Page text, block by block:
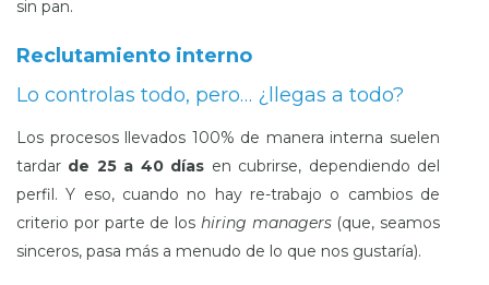
sin pan.
Reclutamiento interno
Lo controlas todo, pero… ¿llegas a todo?
Los procesos llevados 100% de manera interna suelen
tardar de 25 a 40 días en cubrirse, dependiendo del
perfil. Y eso, cuando no hay re-trabajo o cambios de
criterio por parte de los hiring managers(que, seamos
sinceros, pasa más a menudo de lo que nos gustaría).